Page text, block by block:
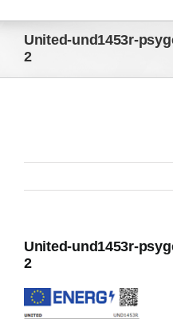
United-und1453r-
2
United-und1453r-
2